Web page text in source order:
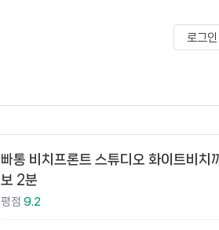
로그인
빠통 비치프론트 스튜디오 화이트비치
보 2분
평점 9.2